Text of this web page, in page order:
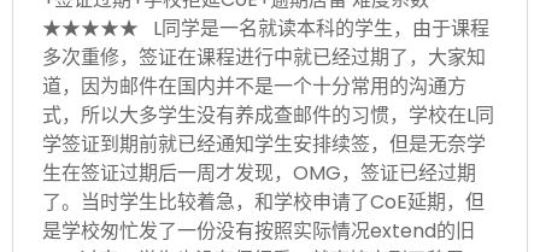
★★★★★ L同学是一名就读本科的学生，由于课程
多次重修，签证在课程进行中就已经过期了，大家知
道，因为邮件在国内并不是一个十分常用的沟通方
式，所以大多学生没有养成查邮件的习惯，学校在L同
学签证到期前就已经通知学生安排续签，但是无奈学
生在签证过期后一周才发现，OMG，签证已经过期
了。当时学生比较着急，和学校申请了CoE延期，但
是学校匆忙发了一份没有按照实际情况extend的旧